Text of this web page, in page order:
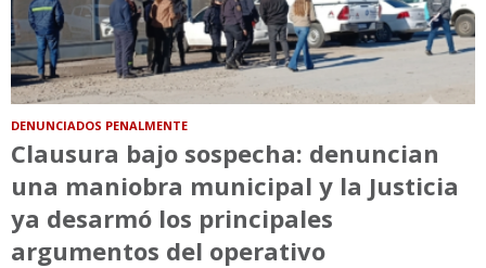
DENUNCIADOS PENALMENTE
Clausura bajo sospecha: denuncian
una maniobra municipal y la Justicia
ya desarmó los principales
argumentos del operativo